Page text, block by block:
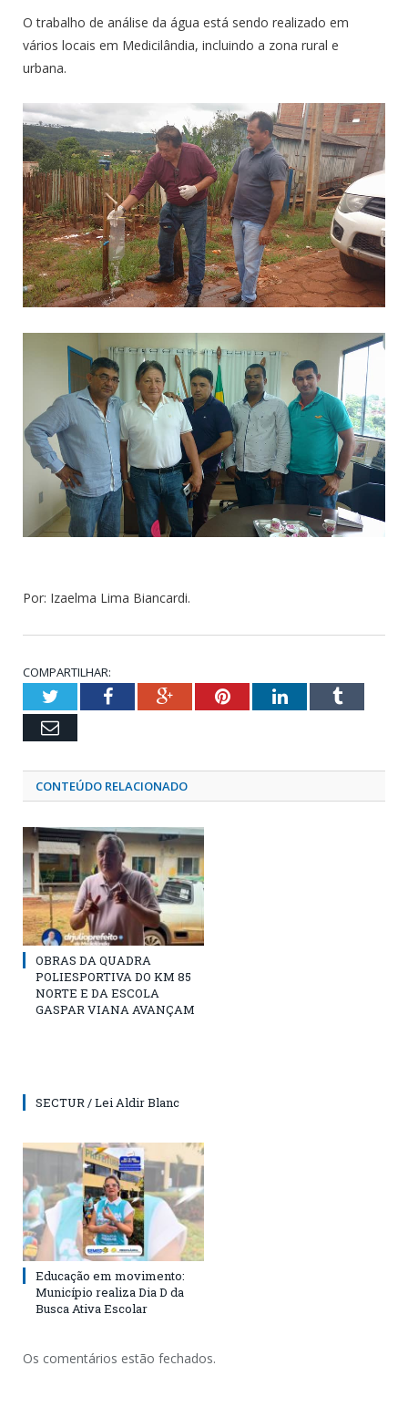
O trabalho de análise da água está sendo realizado em
vários locais em Medicilândia, incluindo a zona rural e
urbana.
Por: Izaelma Lima Biancardi.
COMPARTILHAR:
TwitterFacebookGoogle+PinterestLinkedInTumblr
Email
CONTEÚDO RELACIONADO
OBRAS DA QUADRA
POLIESPORTIVA DO KM 85
NORTE E DA ESCOLA
GASPAR VIANA AVANÇAM
SECTUR / Lei Aldir Blanc
Educação em movimento:
Município realiza Dia D da
Busca Ativa Escolar
Os comentários estão fechados.